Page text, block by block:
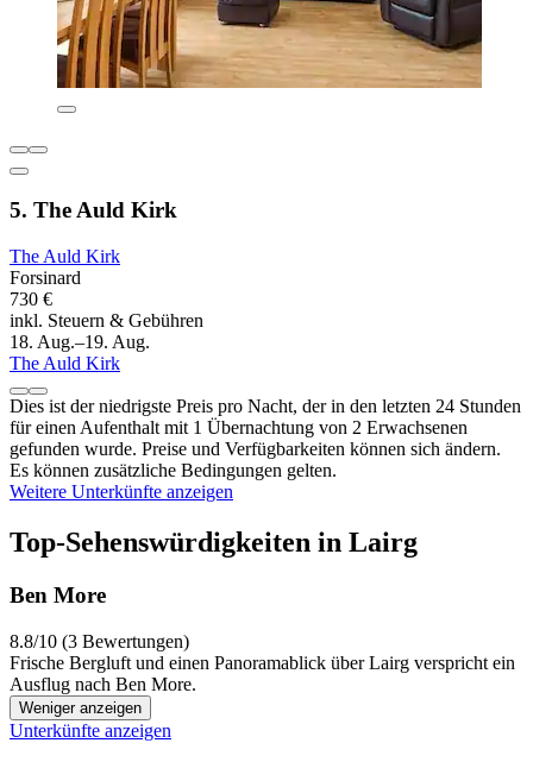
5. The Auld Kirk
The Auld Kirk
Forsinard
730 €
inkl. Steuern & Gebühren
18. Aug.–19. Aug.
The Auld Kirk
Dies ist der niedrigste Preis pro Nacht, der in den letzten 24 Stunden
für einen Aufenthalt mit 1 Übernachtung von 2 Erwachsenen
gefunden wurde. Preise und Verfügbarkeiten können sich ändern.
Es können zusätzliche Bedingungen gelten.
Weitere Unterkünfte anzeigen
Top-Sehenswürdigkeiten in Lairg
Ben More
8.8/10 (3 Bewertungen)
Frische Bergluft und einen Panoramablick über Lairg verspricht ein
Ausflug nach Ben More.
Weniger anzeigen
Unterkünfte anzeigen